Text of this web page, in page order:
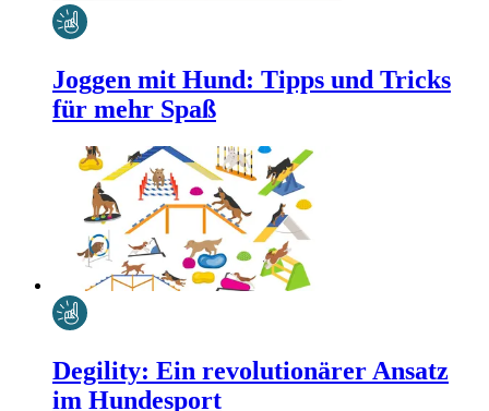
Joggen mit Hund: Tipps und Tricks
für mehr Spaß
Degility: Ein revolutionärer Ansatz
im Hundesport